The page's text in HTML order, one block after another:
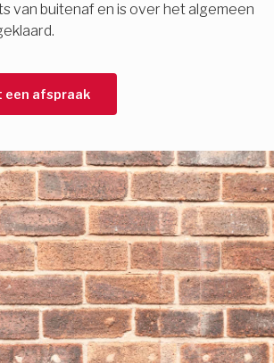
van buitenaf en is over het algemeen
een afspraak